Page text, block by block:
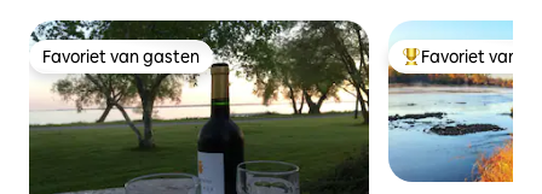
Favoriet van gasten
Favoriet van gasten Topfavoriet van
Favoriet van